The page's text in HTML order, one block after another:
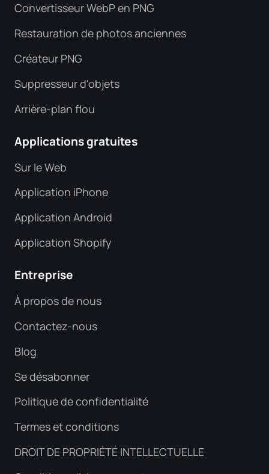
Convertisseur WebP en PNG
Restauration de photos anciennes
Créateur PNG
Suppresseur d'objets
Arrière-plan flou
Applications gratuites
Sur le Web
Application iPhone
Application Android
Application Shopify
Entreprise
À propos de nous
Contactez-nous
Blog
Se désabonner
Politique de confidentialité
Termes et conditions
DROIT DE PROPRIÉTÉ INTELLECTUELLE